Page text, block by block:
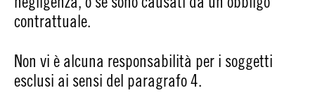
contrattuale.
Non vi è alcuna responsabilità per i soggetti
esclusi ai sensi del paragrafo 4.